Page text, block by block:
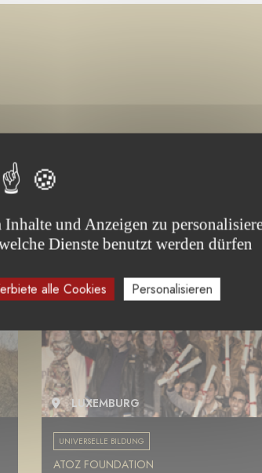
LUXEMBURG
UNIVERSELLE BILDUNG
ATOZ FOUNDATION
und Anzeigen zu
Dienste benutzt werden dürfen
alle Cookies Personalisieren